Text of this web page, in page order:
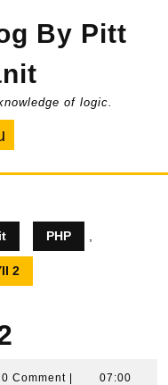
By Pitt
of logic.
PHP
2
0 Comment 07:00